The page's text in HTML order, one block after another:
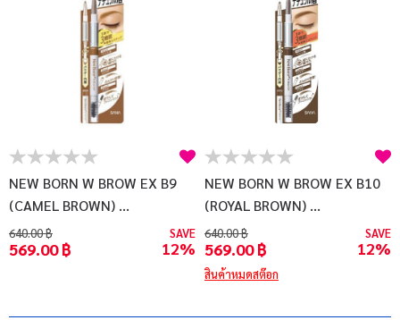
NEW BORN W BROW EX B9
(CAMEL BROWN) ...
640.00 ฿
569.00 ฿
SAVE
12%
NEW BORN W BROW EX B10
(ROYAL BROWN) ...
640.00 ฿
569.00 ฿
SAVE
12%
สินค้าหมดสต๊อก